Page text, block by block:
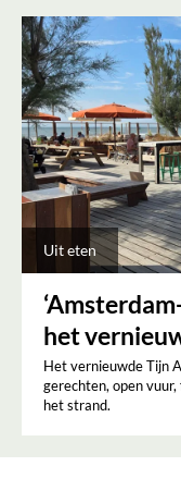
Uit eten
het
Het vernieuwde Tijn
gerechten, open
het strand.